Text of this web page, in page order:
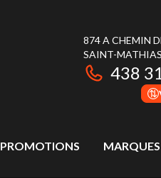
874 A CHEMIN
SAINT-
438
PROMOTIONS MARQUES